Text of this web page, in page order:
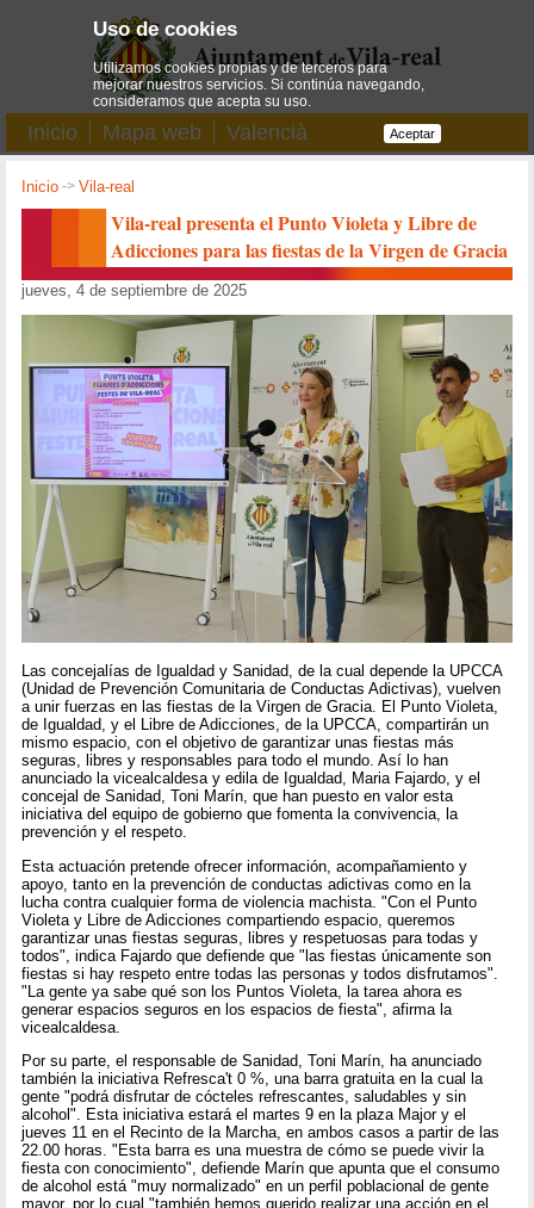
Inicio Mapa web Valencià
Inicio ->Vila-real
Vila-real presenta el Punto Violeta y Libre de
Adicciones para las fiestas de la Virgen de Gracia
jueves, 4 de septiembre de 2025
Las concejalías de Igualdad y Sanidad, de la cual depende la UPCCA
(Unidad de Prevención Comunitaria de Conductas Adictivas), vuelven
a unir fuerzas en las fiestas de la Virgen de Gracia. El Punto Violeta,
de Igualdad, y el Libre de Adicciones, de la UPCCA, compartirán un
mismo espacio, con el objetivo de garantizar unas fiestas más
seguras, libres y responsables para todo el mundo. Así lo han
anunciado la vicealcaldesa y edila de Igualdad, Maria Fajardo, y el
concejal de Sanidad, Toni Marín, que han puesto en valor esta
iniciativa del equipo de gobierno que fomenta la convivencia, la
prevención y el respeto.
Esta actuación pretende ofrecer información, acompañamiento y
apoyo, tanto en la prevención de conductas adictivas como en la
lucha contra cualquier forma de violencia machista. "Con el Punto
Violeta y Libre de Adicciones compartiendo espacio, queremos
garantizar unas fiestas seguras, libres y respetuosas para todas y
todos", indica Fajardo que defiende que "las fiestas únicamente son
fiestas si hay respeto entre todas las personas y todos disfrutamos".
"La gente ya sabe qué son los Puntos Violeta, la tarea ahora es
generar espacios seguros en los espacios de fiesta", afirma la
vicealcaldesa.
Por su parte, el responsable de Sanidad, Toni Marín, ha anunciado
también la iniciativa Refresca't 0 %, una barra gratuita en la cual la
gente "podrá disfrutar de cócteles refrescantes, saludables y sin
alcohol". Esta iniciativa estará el martes 9 en la plaza Major y el
jueves 11 en el Recinto de la Marcha, en ambos casos a partir de las
22.00 horas. "Esta barra es una muestra de cómo se puede vivir la
fiesta con conocimiento", defiende Marín que apunta que el consumo
de alcohol está "muy normalizado" en un perfil poblacional de gente
mayor, por lo cual "también hemos querido realizar una acción en el
Uso de cookies
Utilizamos cookies propias y de terceros para
mejorar nuestros servicios. Si continúa navegando,
consideramos que acepta su uso.
Aceptar